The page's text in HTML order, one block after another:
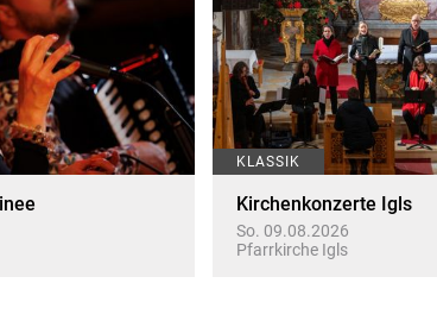
KLASSIK
Kirchenkonzerte Igls
So. 09.08.2026
Pfarrkirche Igls